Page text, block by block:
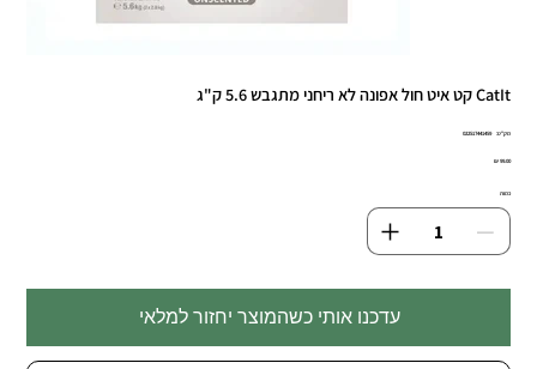
CatIt קט איט חול אפונה לא ריחני מתגבש 5.6 ק"ג
מק"ט:
מק"ט
022517441459
מחיר
99.00 ₪
כמות
עדכנו אותי כשהמוצר יחזור למלאי